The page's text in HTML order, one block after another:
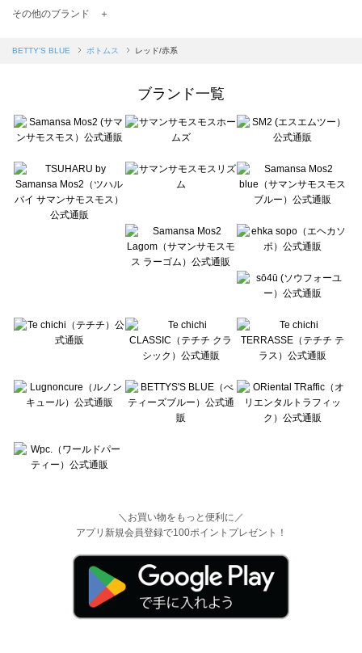
TSUHARU by Samansa Mos2（ツハルバイサマンサモスモス）のボトムス一覧
Samansa Mos2 blue（サマンサモスモス ブルー）のボトムス一覧
sō4ū（ソウフォーユー）のボトムス一覧
Te chichi（テチチ）のボトムス一覧
Te chichi CLASSIC（テチチ クラシック）のボトムス一覧
Lugnoncure（ルノンキュール）のボトムス一覧
BETTY'S BLUE（べティーズブルー）のボトムス一覧
Wpc.（ワールドパーティー）のボトムス一覧
その他のブランド ＋
BETTY'S BLUE ボトムス レッド/赤系
ブランド一覧
＼お買い物をもっと便利に／
アプリ新規会員登録で100ポイントプレゼント！